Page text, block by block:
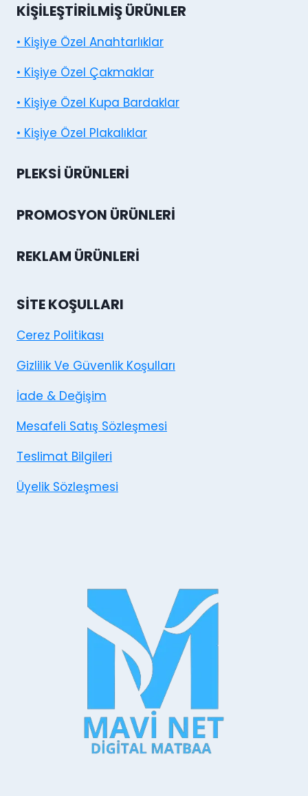
KIŞILEŞTIRILMIŞ ÜRÜNLER
• Kişiye Özel Anahtarlıklar
• Kişiye Özel Çakmaklar
• Kişiye Özel Kupa Bardaklar
• Kişiye Özel Plakalıklar
PLEKSI ÜRÜNLERI
PROMOSYON ÜRÜNLERI
REKLAM ÜRÜNLERI
SITE KOŞULLARI
Cerez Politikası
Gizlilik Ve Güvenlik Koşulları
İade & Değişim
Mesafeli Satış Sözleşmesi
Teslimat Bilgileri
Üyelik Sözleşmesi